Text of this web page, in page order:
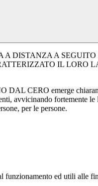
DISTANZA A
IL LORO
CERO emerge
avvicinando fortemente
per le persone.
funzionamento ed utili alle